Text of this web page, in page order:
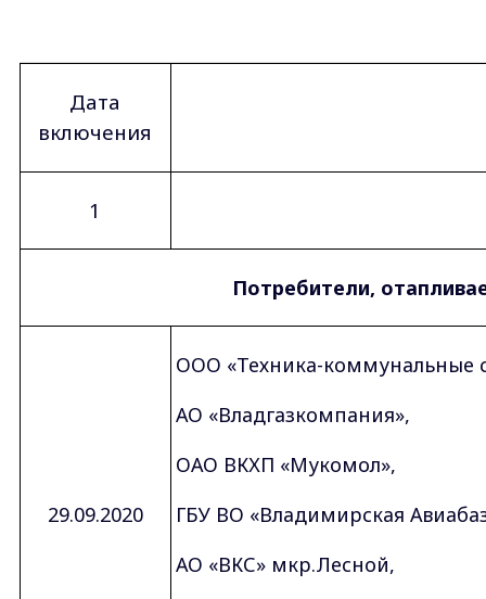
Дата
включения
1
Потребители,
29.09.2020
ООО «Техника-коммунальные
АО «Владгазкомпания»,
ОАО ВКХП «Мукомол»,
ГБУ ВО «Владимирская
АО «ВКС» мкр.Лесной,